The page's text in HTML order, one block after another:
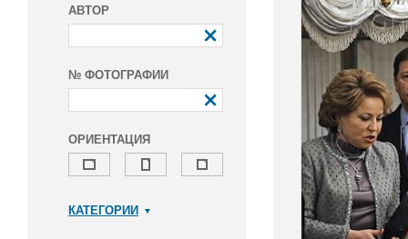
АВТОР
№ ФОТОГРАФИИ
ОРИЕНТАЦИЯ
КАТЕГОРИИ